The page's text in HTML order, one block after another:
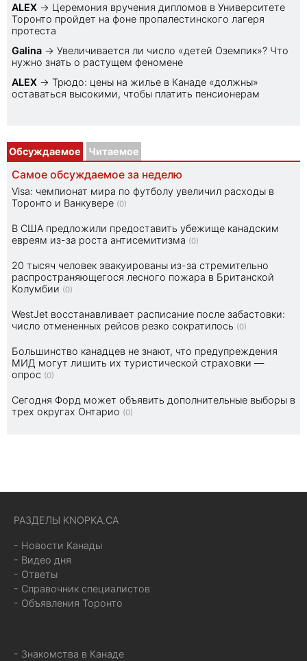
ALEX → Церемония вручения дипломов в Университете
Торонто пройдет на фоне пропалестинского лагеря
протеста
Galina → Увеличивается ли число «детей Оземпик»? Что
нужно знать о растущем феномене
ALEX → Трюдо: цены на жилье в Канаде «должны»
оставаться высокими, чтобы платить пенсионерам
Обсуждаемое Читаемое
Самое обсуждаемое за неделю
Visa: чемпионат мира по футболу увеличил расходы в
Торонто и Ванкувере (0)
В США предложили предоставить убежище канадским
евреям из-за роста антисемитизма (0)
20 тысяч человек эвакуированы из-за стремительно
распространяющегося лесного пожара в Британской
Колумбии (0)
WestJet восстанавливает расписание после забастовки:
число отмененных рейсов резко сократилось (0)
Большинство канадцев не знают, что предупреждения
МИД могут лишить их туристической страховки —
опрос (0)
Сегодня Форд может объявить дополнительные выборы в
трех округах Онтарио (0)
РАЗДЕЛЫ KNOPKA.CA
- Новости Канады
- Видео дня
- Ответы
- Справочник специалистов
- Объявления Торонто
- Знакомства в Канаде